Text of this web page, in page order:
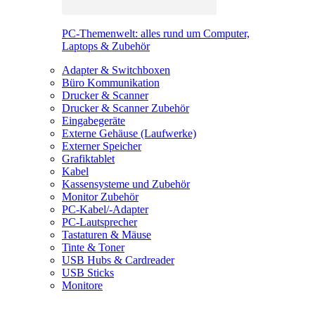
PC-Themenwelt: alles rund um Computer,
Laptops & Zubehör
Adapter & Switchboxen
Büro Kommunikation
Drucker & Scanner
Drucker & Scanner Zubehör
Eingabegeräte
Externe Gehäuse (Laufwerke)
Externer Speicher
Grafiktablet
Kabel
Kassensysteme und Zubehör
Monitor Zubehör
PC-Kabel/-Adapter
PC-Lautsprecher
Tastaturen & Mäuse
Tinte & Toner
USB Hubs & Cardreader
USB Sticks
Monitore